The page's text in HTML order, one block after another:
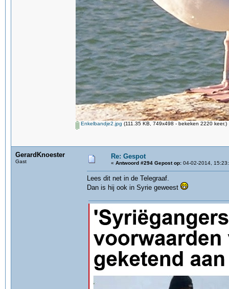
Enkelbandje2.jpg (111.35 KB, 749x498 - bekeken 2220 keer.)
GerardKnoester
Gast
Re: Gespot
« Antwoord #294 Gepost op: 04-02-2014,
Lees dit net in de Telegraaf.
Dan is hij ook in Syrie geweest